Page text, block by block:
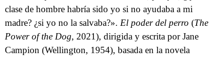
clase de hombre habría sido yo si no ayudaba a mi
madre? ¿si yo no la salvaba?». El poder del perro (The
Power of the Dog, 2021), dirigida y escrita por Jane
Campion (Wellington, 1954), basada en la novela